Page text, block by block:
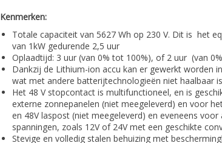
Kenmerken:
Totale capaciteit van 5627 Wh op 230 V. Dit is het
van 1kW gedurende 2,5 uur
Oplaadtijd: 3 uur (van 0% tot 100%), of 2 uur (van
Dankzij de Lithium-ion accu kan er gewerkt worden
wat met andere batterijtechnologieën niet haalbaar
Het 48 V stopcontact is multifunctioneel, en is
externe zonnepanelen (niet meegeleverd) en voor
en 48V laspost (niet meegeleverd) en eveneens
spanningen, zoals 12V of 24V met een geschikte
Stevige en volledig stalen behuizing met